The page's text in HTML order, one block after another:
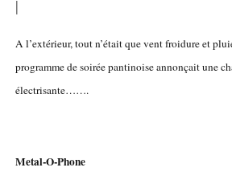
A l’extérieur, tout n’était que vent froidure et
programme de soirée pantinoise annonçait une
électrisante…….
Metal-O-Phone